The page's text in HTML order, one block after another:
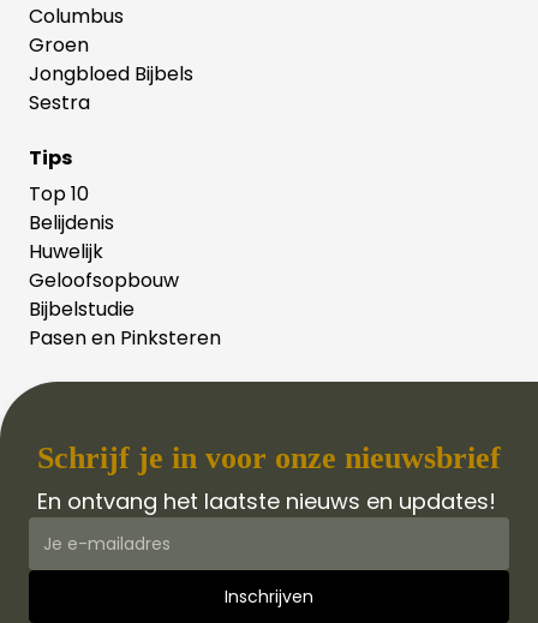
Columbus
Groen
Jongbloed Bijbels
Sestra
Tips
Top 10
Belijdenis
Huwelijk
Geloofsopbouw
Bijbelstudie
Pasen en Pinksteren
Schrijf je in voor onze nieuwsbrief
En ontvang het laatste nieuws en updates!